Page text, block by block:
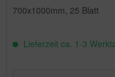
700x1000mm, 25 Blatt
Lieferzeit ca. 1-3